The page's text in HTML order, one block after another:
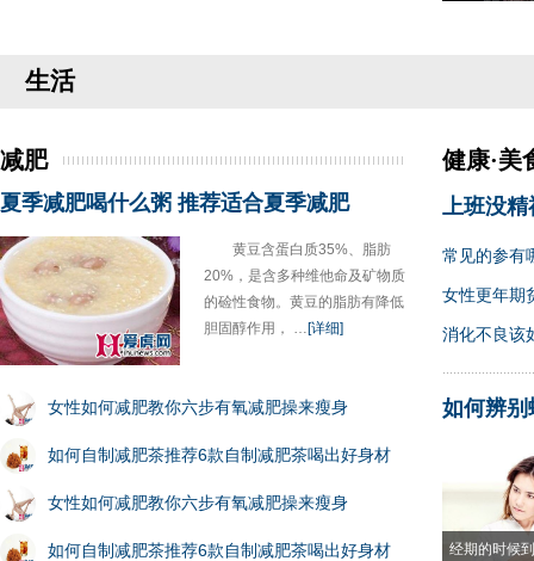
生活
减肥
夏季减肥喝什么粥 推荐适合夏季减肥
黄豆含蛋白质35%、脂肪
20%，是含多种维他命及矿物质
的硷性食物。黄豆的脂肪有降低
胆固醇作用， …[详细]
女性如何减肥教你六步有氧减肥操来瘦身
如何自制减肥茶推荐6款自制减肥茶喝出好身材
女性如何减肥教你六步有氧减肥操来瘦身
如何自制减肥茶推荐6款自制减肥茶喝出好身材
健康·美
上班没精
常见的参有
女性更年期
消化不良该
如何辨别
经期的时候